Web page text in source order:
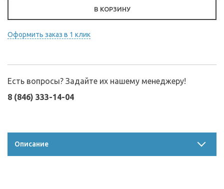
В КОРЗИНУ
Оформить заказ в 1 клик
Есть вопросы? Задайте их нашему менеджеру!
8 (846) 333-14-04
Описание